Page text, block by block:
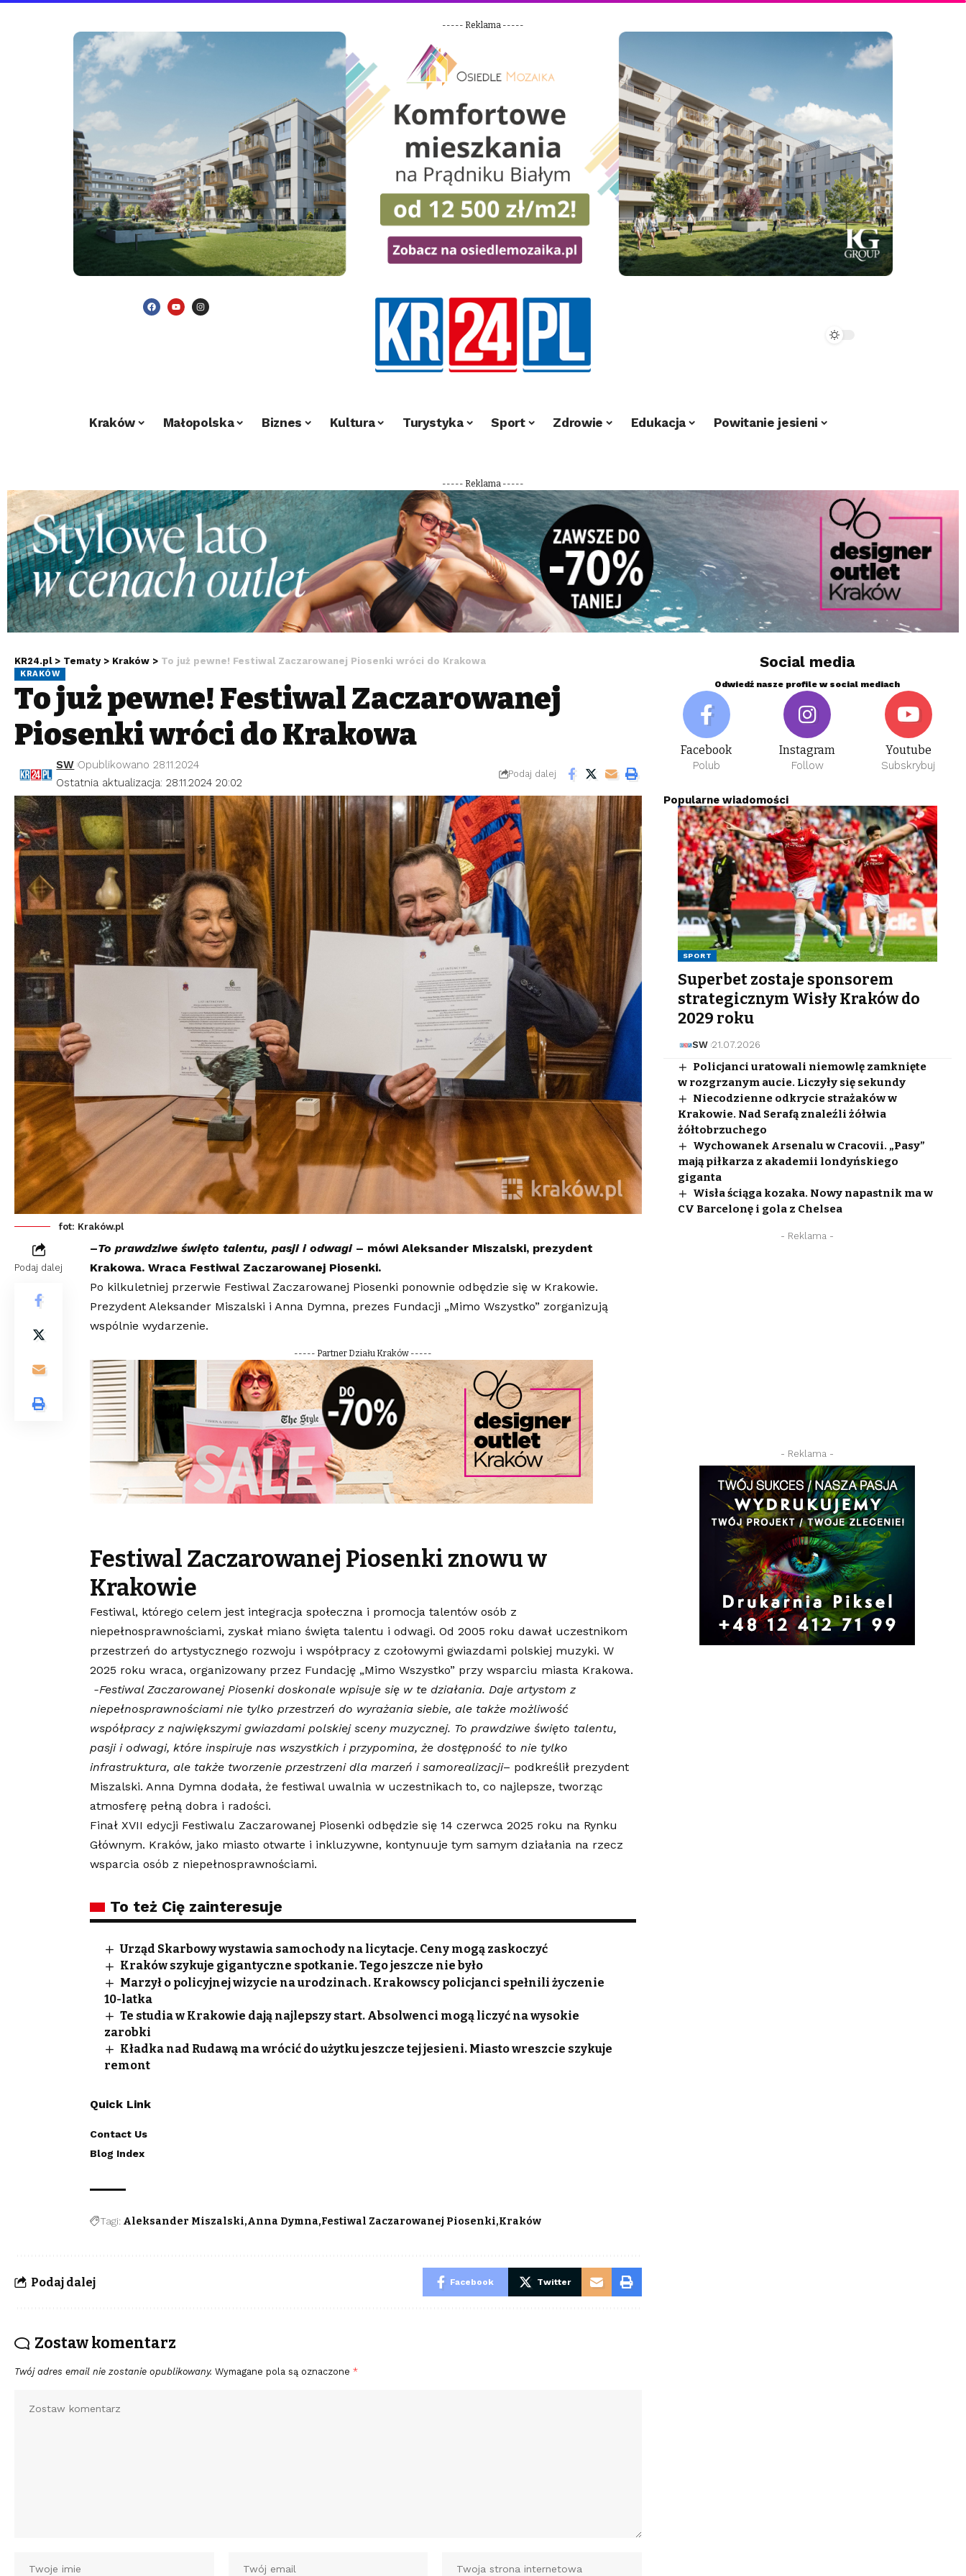
----- Reklama -----
Kraków Małopolska Biznes Kultura Turystyka Sport Zdrowie Edukacja Powitanie jesieni
----- Reklama -----
KR24.pl> Tematy> Kraków > To już pewne! Festiwal Zaczarowanej Piosenki wróci do Krakowa
KRAKÓW
To już pewne! Festiwal Zaczarowanej
Piosenki wróci do Krakowa
Ostatnia aktualizacja: 28.11.2024 20:02
SW Opublikowano 28.11.2024
Podaj dalej
fot: Kraków.pl
Podaj dalej
–To prawdziwe święto talentu, pasji i odwagi – mówi Aleksander Miszalski, prezydent
Krakowa. Wraca Festiwal Zaczarowanej Piosenki.
Po kilkuletniej przerwie Festiwal Zaczarowanej Piosenki ponownie odbędzie się w Krakowie.
Prezydent Aleksander Miszalski i Anna Dymna, prezes Fundacji „Mimo Wszystko” zorganizują
wspólnie wydarzenie.
----- Partner Działu Kraków -----
Festiwal Zaczarowanej Piosenki znowu w
Krakowie
Festiwal, którego celem jest integracja społeczna i promocja talentów osób z
niepełnosprawnościami, zyskał miano święta talentu i odwagi. Od 2005 roku dawał uczestnikom
przestrzeń do artystycznego rozwoju i współpracy z czołowymi gwiazdami polskiej muzyki. W
2025 roku wraca, organizowany przez Fundację „Mimo Wszystko” przy wsparciu miasta Krakowa.
-Festiwal Zaczarowanej Piosenki doskonale wpisuje się w te działania. Daje artystom z
niepełnosprawnościami nie tylko przestrzeń do wyrażania siebie, ale także możliwość
współpracy z największymi gwiazdami polskiej sceny muzycznej. To prawdziwe święto talentu,
pasji i odwagi, które inspiruje nas wszystkich i przypomina, że dostępność to nie tylko
infrastruktura, ale także tworzenie przestrzeni dla marzeń i samorealizacji– podkreślił prezydent
Miszalski. Anna Dymna dodała, że festiwal uwalnia w uczestnikach to, co najlepsze, tworząc
atmosferę pełną dobra i radości.
Finał XVII edycji Festiwalu Zaczarowanej Piosenki odbędzie się 14 czerwca 2025 roku na Rynku
Głównym. Kraków, jako miasto otwarte i inkluzywne, kontynuuje tym samym działania na rzecz
wsparcia osób z niepełnosprawnościami.
To też Cię zainteresuje
Urząd Skarbowy wystawia samochody na licytacje. Ceny mogą zaskoczyć
Kraków szykuje gigantyczne spotkanie. Tego jeszcze nie było
Marzył o policyjnej wizycie na urodzinach. Krakowscy policjanci spełnili życzenie
10-latka
Te studia w Krakowie dają najlepszy start. Absolwenci mogą liczyć na wysokie
zarobki
Kładka nad Rudawą ma wrócić do użytku jeszcze tej jesieni. Miasto wreszcie szykuje
remont
Quick Link
Contact Us
Blog Index
Tagi: Aleksander Miszalski Anna Dymna Festiwal Zaczarowanej Piosenki Kraków
Podaj dalej Facebook Twitter
Zostaw komentarz
Twój adres email nie zostanie opublikowany. Wymagane pola są oznaczone *
Social media
Odwiedź nasze profile w social mediach
Facebook
Polub
Instagram
Follow
Youtube
Subskrybuj
Popularne wiadomości
SPORT
Superbet zostaje sponsorem
strategicznym Wisły Kraków do
2029 roku
SW 21.07.2026
Policjanci uratowali niemowlę zamknięte
w rozgrzanym aucie. Liczyły się sekundy
Niecodzienne odkrycie strażaków w
Krakowie. Nad Serafą znaleźli żółwia
żółtobrzuchego
Wychowanek Arsenalu w Cracovii. „Pasy”
mają piłkarza z akademii londyńskiego
giganta
Wisła ściąga kozaka. Nowy napastnik ma w
CV Barcelonę i gola z Chelsea
- Reklama -
- Reklama -